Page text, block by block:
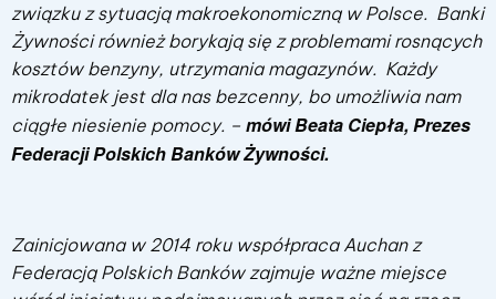
związku z sytuacją makroekonomiczną w Polsce. Banki
Żywności również borykają się z problemami rosnących
kosztów benzyny, utrzymania magazynów. Każdy
mikrodatek jest dla nas bezcenny, bo umożliwia nam
ciągłe niesienie pomocy. – mówi Beata Ciepła, Prezes
Federacji Polskich Banków Żywności.
Zainicjowana w 2014 roku współpraca Auchan z
Federacją Polskich Banków zajmuje ważne miejsce